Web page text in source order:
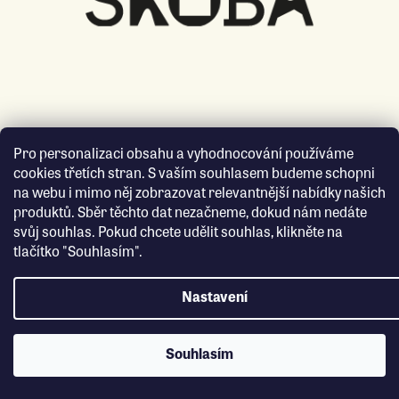
Pro personalizaci obsahu a vyhodnocování používáme
cookies třetích stran. S vaším souhlasem budeme schopni
na webu i mimo něj zobrazovat relevantnější nabídky našich
produktů. Sběr těchto dat nezačneme, dokud nám nedáte
svůj souhlas. Pokud chcete udělit souhlas, klikněte na
tlačítko "Souhlasím".
Nastavení
Souhlasím